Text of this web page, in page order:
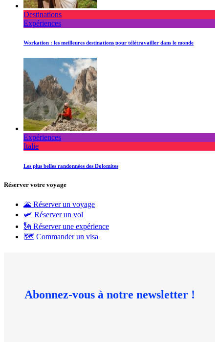
Destinations
Expériences
Workation : les meilleures destinations pour télétravailler dans le monde
Expériences
Italie
Les plus belles randonnées des Dolomites
Réserver votre voyage
🌋 Réserver un voyage
🛩 Réserver un vol
🗽 Réserver une expérience
🗺 Commander un visa
Abonnez-vous à notre newsletter !